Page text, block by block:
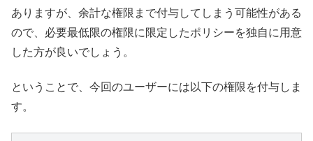
ありますが、余計な権限まで付与してしまう可能性がある
ので、必要最低限の権限に限定したポリシーを独自に用意
した方が良いでしょう。
ということで、今回のユーザーには以下の権限を付与しま
す。